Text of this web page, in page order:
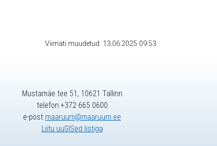
Viimati muudetud: 13.06.2025 09:53
Mustamäe tee 51, 10621 Tallinn
telefon +372 665 0600
e-post maaruum@maaruum.ee
Liitu uuGISed listiga